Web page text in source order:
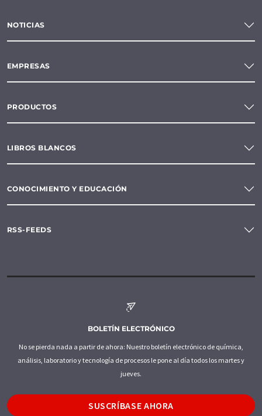
NOTICIAS
EMPRESAS
PRODUCTOS
LIBROS BLANCOS
CONOCIMIENTO Y EDUCACIÓN
RSS-FEEDS
BOLETÍN ELECTRÓNICO
No se pierda nada a partir de ahora: Nuestro boletín electrónico de química,
análisis, laboratorio y tecnología de procesos le pone al día todos los martes y
jueves.
SUSCRÍBASE AHORA